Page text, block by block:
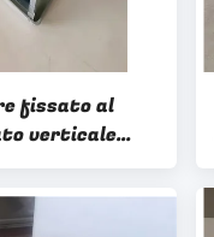
fissato al
verticale
del soffitto
CFM